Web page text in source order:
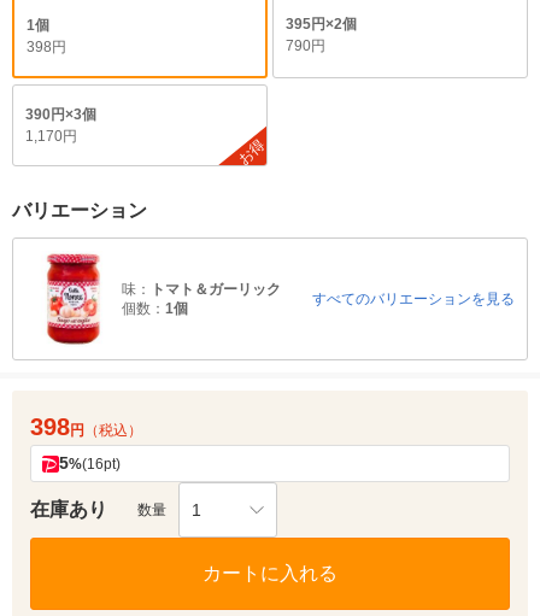
1個
398円
395円×2個
790円
390円×3個
1,170円
お得
バリエーション
味：
トマト＆ガーリック
個数： 1個
すべてのバリエーションを見る
398円 （税込）
5%(16pt)
在庫あり 数量 1
カートに入れる